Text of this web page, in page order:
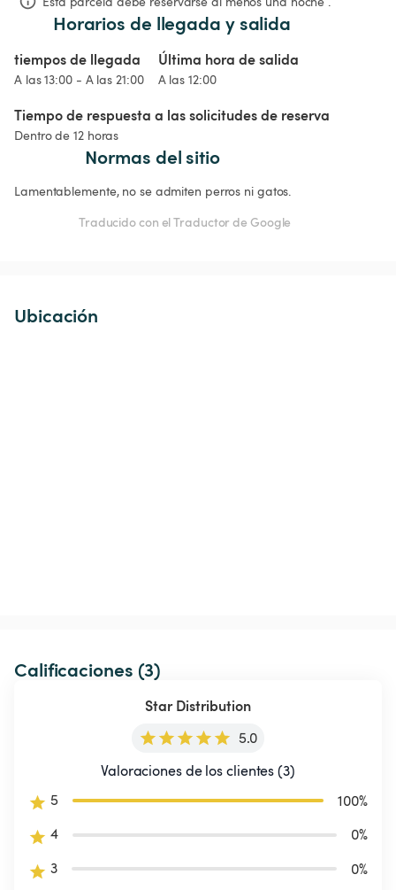
Horarios de llegada y salida
tiempos de llegada
A las 13:00 - A las 21:00
Última hora de salida
A las 12:00
Tiempo de respuesta a las solicitudes de reserva
Dentro de 12 horas
Normas del sitio
Lamentablemente, no se admiten perros ni gatos.
Traducido con el Traductor de Google
Ubicación
Calificaciones (3)
Star Distribution
5.0
Valoraciones de los clientes (3)
5
100%
4
0%
3
0%